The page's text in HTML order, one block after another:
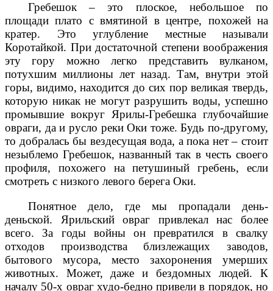
Гребешок – это плоское, небольшое по
площади плато с вмятиной в центре, похожей на
кратер. Это углубление местные называли
Коротайкой. При достаточной степени воображения
эту гору можно легко представить вулканом,
потухшим миллионы лет назад. Там, внутри этой
горы, видимо, находится до сих пор великая твердь,
которую никак не могут разрушить воды, успешно
промывшие вокруг Ярилы-Гребешка глубочайшие
овраги, да и русло реки Оки тоже. Будь по-другому,
то добралась бы вездесущая вода, а пока нет – стоит
незыблемо Гребешок, названный так в честь своего
профиля, похожего на петушиный гребень, если
смотреть с низкого левого берега Оки.
Понятное дело, где мы пропадали день-
деньской. Ярильский овраг привлекал нас более
всего. За годы войны он превратился в свалку
отходов производства близлежащих заводов,
бытового мусора, место захоронения умерших
животных. Может, даже и бездомных людей. К
началу 50-х овраг худо-бедно привели в порядок, но